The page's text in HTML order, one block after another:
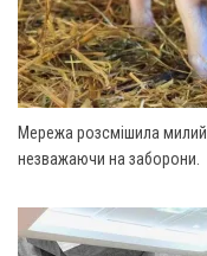
Мережа розсмішила
незважаючи на заборони.